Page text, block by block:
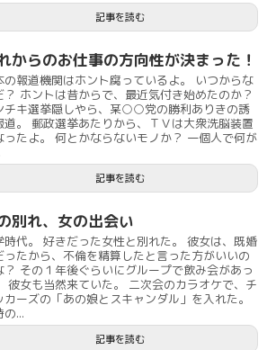
記事を読む
からのお仕事の方向性が決まった！
の報道機関はホント腐っているよ。 いつからな
？ ホントは昔からで、最近気付き始めたのか？
チキ選挙隠しやら、某○○党の勝利ありきの誘
道。 郵政選挙あたりから、ＴＶは大衆洗脳装置
ったよ。 何とかならないモノか？ 一個人で何が
記事を読む
別れ、女の出会い
時代。 好きだった女性と別れた。 彼女は、既婚
ったから、不倫を精算したと言った方がいいの
？ その１年後ぐらいにグループで飲み会があっ
彼女も当然来ていた。 二次会のカラオケで、チ
カーズの「あの娘とスキャンダル」を入れた。
の...
記事を読む